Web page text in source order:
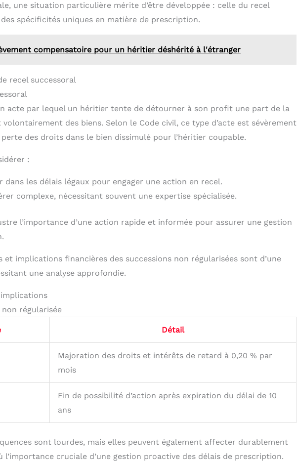
une situation particulière mérite d’être développée : celle du recel
spécificités uniques en matière de prescription.
compensatoire pour un héritier déshérité à l'étranger
recel successoral
acte par lequel un héritier tente de détourner à son profit une part de la
des biens. Selon le Code civil, ce type d’acte est sévèrement
des droits dans le bien dissimulé pour l’héritier coupable.
:
dans les délais légaux pour engager une action en recel.
complexe, nécessitant souvent une expertise spécialisée.
l’importance d’une action rapide et informée pour assurer une gestion
et implications financières des successions non régularisées sont d’une
une analyse approfondie.
non régularisée
Détail
Majoration des droits et intérêts de retard à 0,20 % par
mois
Fin de possibilité d’action après expiration du délai de 10
ans
sont lourdes, mais elles peuvent également affecter durablement
l’importance cruciale d’une gestion proactive des délais de prescription.